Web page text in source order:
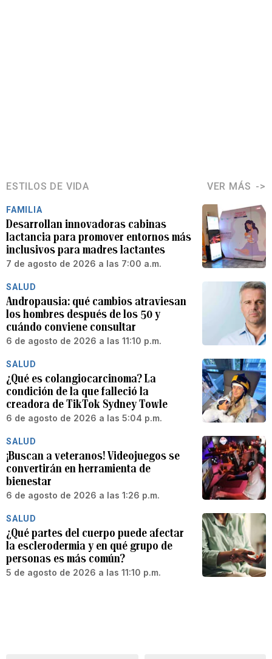
ESTILOS DE VIDA VER MÁS
FAMILIA
Desarrollan innovadoras cabinas
lactancia para promover entornos más
inclusivos para madres lactantes
7 de agosto de 2026 a las 7:00 a.m.
SALUD
Andropausia: qué cambios atraviesan
los hombres después de los 50 y
cuándo conviene consultar
6 de agosto de 2026 a las 11:10 p.m.
SALUD
¿Qué es colangiocarcinoma? La
condición de la que falleció la
creadora de TikTok Sydney Towle
6 de agosto de 2026 a las 5:04 p.m.
SALUD
¡Buscan a veteranos! Videojuegos se
convertirán en herramienta de
bienestar
6 de agosto de 2026 a las 1:26 p.m.
SALUD
¿Qué partes del cuerpo puede afectar
la esclerodermia y en qué grupo de
personas es más común?
5 de agosto de 2026 a las 11:10 p.m.